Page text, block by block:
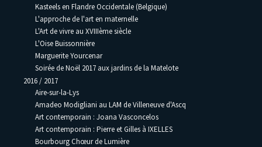
Kasteels en Flandre Occidentale (Belgique)
L'approche de l'art en maternelle
L'Art de vivre au XVIIIème siècle
L'Oise Buissonnière
Marguerite Yourcenar
Soirée de Noël 2017 aux jardins de la Matelote
2016 / 2017
Aire-sur-la-Lys
Amadeo Modigliani au LAM de Villeneuve d'Ascq
Art contemporain : Joana Vasconcelos
Art contemporain : Pierre et Gilles à IXELLES
Bourbourg Chœur de Lumière